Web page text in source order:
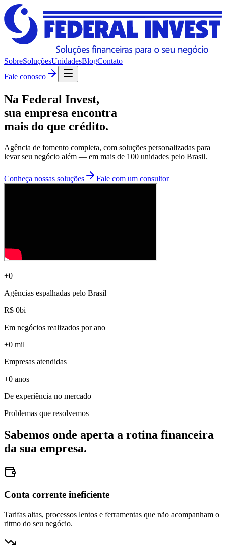
SobreSoluçõesUnidadesBlogContato
Fale conosco
Na Federal Invest,
sua empresa encontra
mais do que crédito.
Agência de fomento completa, com soluções personalizadas para
levar seu negócio além — em mais de 100 unidades pelo Brasil.
Conheça nossas soluções Fale com um consultor
+0
Agências espalhadas pelo Brasil
R$ 0bi
Em negócios realizados por ano
+0 mil
Empresas atendidas
+0 anos
De experiência no mercado
Problemas que resolvemos
Sabemos onde aperta a rotina financeira
da sua empresa.
Conta corrente ineficiente
Tarifas altas, processos lentos e ferramentas que não acompanham o
ritmo do seu negócio.